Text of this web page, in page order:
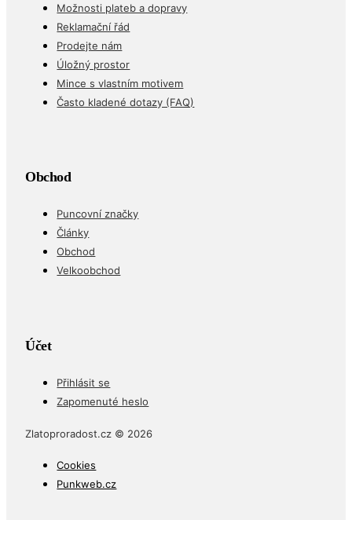
Možnosti plateb a dopravy
Reklamační řád
Prodejte nám
Úložný prostor
Mince s vlastním motivem
Často kladené dotazy (FAQ)
Obchod
Puncovní značky
Články
Obchod
Velkoobchod
Účet
Přihlásit se
Zapomenuté heslo
Zlatoproradost.cz © 2026
Cookies
Punkweb.cz